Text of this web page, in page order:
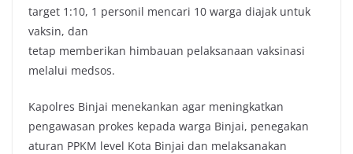
target 1:10, 1 personil mencari 10 warga diajak untuk
vaksin, dan
tetap memberikan himbauan pelaksanaan vaksinasi
melalui medsos.
Kapolres Binjai menekankan agar meningkatkan
pengawasan prokes kepada warga Binjai, penegakan
aturan PPKM level Kota Binjai dan melaksanakan